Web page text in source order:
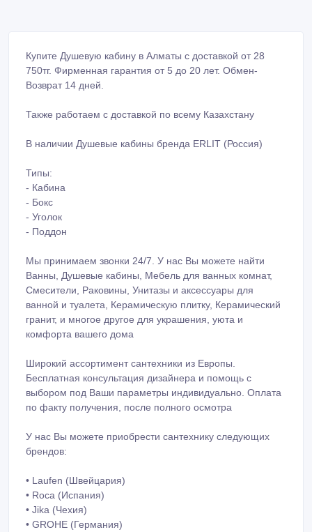
Купите Душевую кабину в Алматы с доставкой от 28
Возврат 14 дней.
Также работаем с доставкой по всему Казахстану
В наличии Душевые кабины бренда ERLIT (Россия)
Типы:
- Бокс
- Уголок
- Поддон
Мы принимаем звонки 24/7. У нас Вы можете найти
Ванны, Душевые кабины, Мебель для ванных комнат,
ванной и туалета, Керамическую плитку, Керамический
гранит, и многое другое для украшения, уюта и
комфорта вашего дома
Бесплатная консультация дизайнера и помощь с
выбором под Ваши параметры индивидуально. Оплата
У нас Вы можете приобрести сантехнику следующих
брендов: